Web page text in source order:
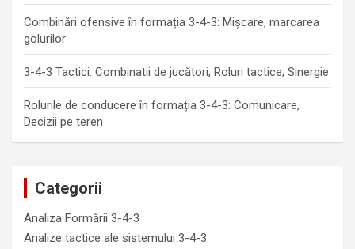
Combinări ofensive în formația 3-4-3: Mișcare, marcarea
golurilor
3-4-3 Tactici: Combinatii de jucători, Roluri tactice, Sinergie
Rolurile de conducere în formația 3-4-3: Comunicare,
Decizii pe teren
Categorii
Analiza Formării 3-4-3
Analize tactice ale sistemului 3-4-3